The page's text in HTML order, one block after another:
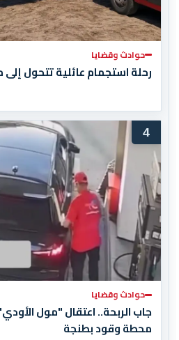
حوادث وقضايا
رحلة استجمام عائلية تتحول
4
حوادث وقضايا
جاب الربحة.. اعتقال "مول
محطة وقود بطنجة